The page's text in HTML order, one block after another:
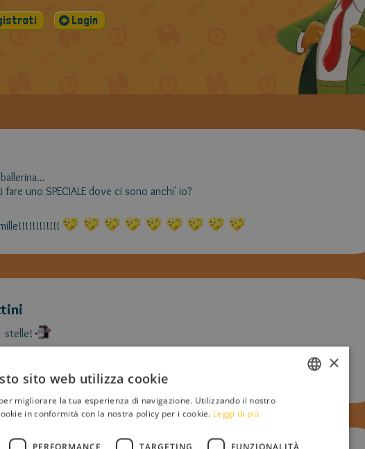
Login
fare uno SPECIALE dove ci sono anchi' io?
stelle!
FRENCH
×
sito web utilizza cookie
migliorare la tua esperienza di navigazione. Utilizzando il nostro
in conformità con la nostra policy per i cookie. Leggi di più
PERFORMANCE TARGETING FUNZIONALITÀ